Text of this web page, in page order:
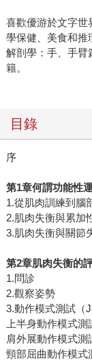
喜歡優游於文字世
學保健、美食和推
解剖學：手、手臂
籍。
目錄
序
第1章何謂功能性
1.從肌肉訓練到腦
2.肌肉失衡與累加
3.肌肉失衡與關節
第2章肌肉失衡的
1.問診
2.觀察姿勢
3.動作模式測試（
上半身動作模式測
肩外展動作模式測
頸部屈曲動作模式